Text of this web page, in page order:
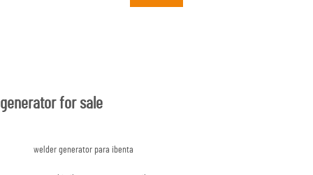
generator for sale
welder generator para ibenta